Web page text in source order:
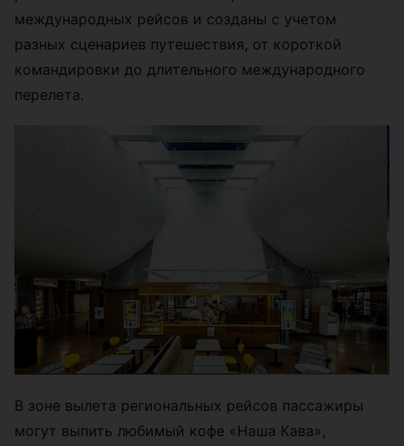
международных рейсов и созданы с учетом
разных сценариев путешествия, от короткой
командировки до длительного международного
перелета.
В зоне вылета региональных рейсов пассажиры
могут выпить любимый кофе «Наша Кава»,